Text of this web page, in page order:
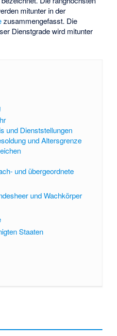
mitunter in der
zusammengefasst. Die
Dienstgrade wird mitunter
und Dienststellungen
und Altersgrenze
und übergeordnete
und Wachkörper
Staaten